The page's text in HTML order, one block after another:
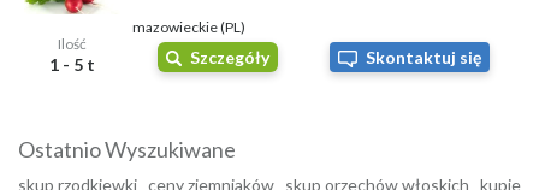
Ilość
1 - 5 t
mazowieckie (PL)
Szczegóły Skontaktuj się
Ostatnio Wyszukiwane
skup rzodkiewki ceny ziemniaków skup orzechów włoskich kupie